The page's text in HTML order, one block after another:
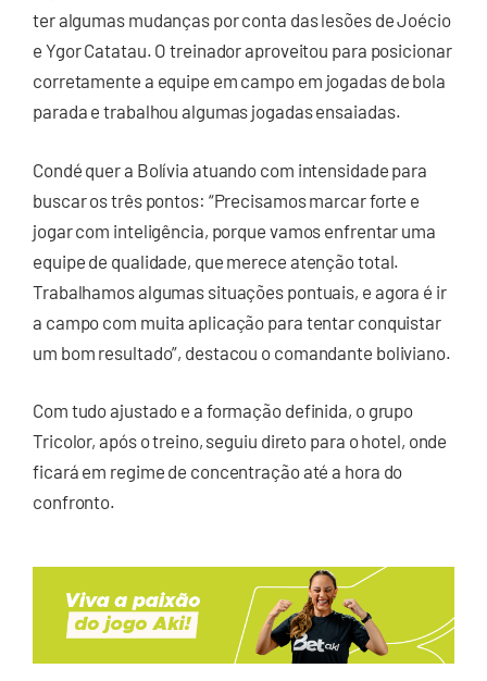
ter algumas mudanças por conta das lesões de Joécio
e Ygor Catatau. O treinador aproveitou para posicionar
corretamente a equipe em campo em jogadas de bola
parada e trabalhou algumas jogadas ensaiadas.
Condé quer a Bolívia atuando com intensidade para
buscar os três pontos: “Precisamos marcar forte e
jogar com inteligência, porque vamos enfrentar uma
equipe de qualidade, que merece atenção total.
Trabalhamos algumas situações pontuais, e agora é ir
a campo com muita aplicação para tentar conquistar
um bom resultado”, destacou o comandante boliviano.
Com tudo ajustado e a formação definida, o grupo
Tricolor, após o treino, seguiu direto para o hotel, onde
ficará em regime de concentração até a hora do
confronto.